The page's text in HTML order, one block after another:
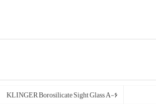
KLINGER Borosilicate Sight Glass A-6